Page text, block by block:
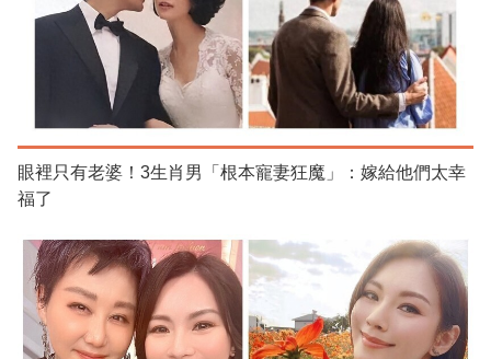
眼裡只有老婆！3生肖男「根本寵妻狂魔」：嫁給他們太幸
福了